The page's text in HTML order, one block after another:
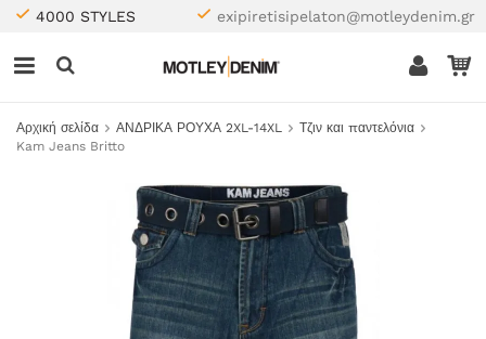
4000 STYLES exipiretisipelaton@motleydenim.gr
Αρχική σελίδα ΑΝΔΡΙΚΑ ΡΟΥΧΑ 2XL-14XL
Τζιν και παντελόνια
Kam Jeans Britto